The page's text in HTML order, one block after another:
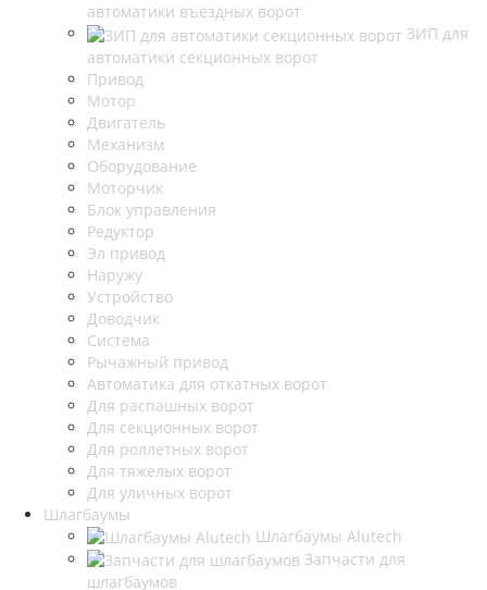
автоматики въездных ворот
ЗИП для
автоматики секционных ворот
Привод
Мотор
Двигатель
Механизм
Оборудование
Моторчик
Блок управления
Редуктор
Эл привод
Наружу
Устройство
Доводчик
Система
Рычажный привод
Автоматика для откатных ворот
Для распашных ворот
Для секционных ворот
Для роллетных ворот
Для тяжелых ворот
Для уличных ворот
Шлагбаумы
Шлагбаумы Alutech
Запчасти для
шлагбаумов